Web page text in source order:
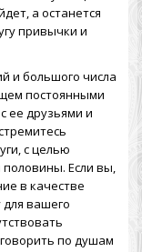
а останется
привычки и
и большого числа
постоянными
ее друзьями и
с целью
половины. Если вы,
в качестве
вашего
по душам